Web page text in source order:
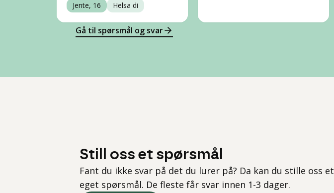
Jente, 16 Helsa di
Gå til spørsmål og svar
Still oss et spørsmål
Fant du ikke svar på det du lurer på? Da kan du stille oss et
eget spørsmål. De fleste får svar innen 1-3 dager.